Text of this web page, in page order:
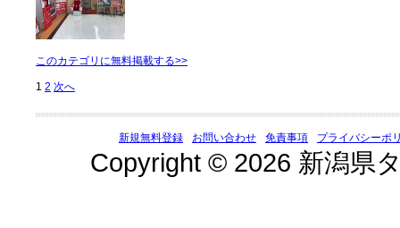
このカテゴリに無料掲載する>>
1 2 次へ
新規無料登録 お問い合わせ 免責事項 プライバシーポ
Copyright © 2026 新潟県